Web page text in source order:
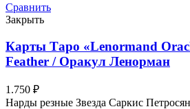
Сравнить
Закрыть
Карты Таро «Lenormand
Feather / Оракул Ленорман
1.750 ₽
Нарды резные Звезда Саркис